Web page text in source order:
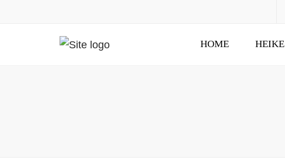
HOME HEIKE